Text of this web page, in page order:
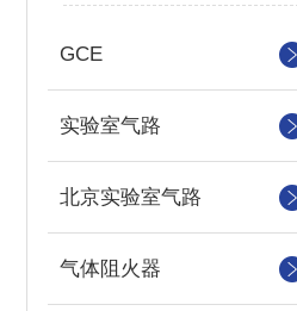
GCE
实验室气路
北京实验室气路
气体阻火器